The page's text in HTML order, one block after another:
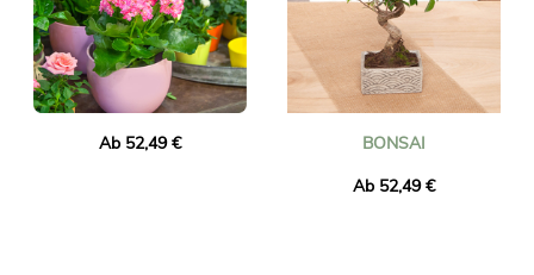
Ab 52,49 €
BONSAI
Ab 52,49 €